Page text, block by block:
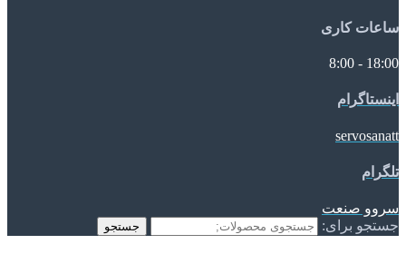
ساعات کاری
18:00 - 8:00
اینستاگرام
servosanatt
تلگرام
سروو صنعت
جستجو برای:
جستجو